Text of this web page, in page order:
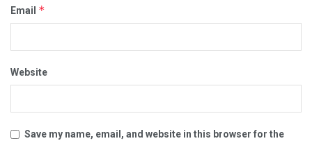
Email *
Website
Save my name, email, and website in this browser for the